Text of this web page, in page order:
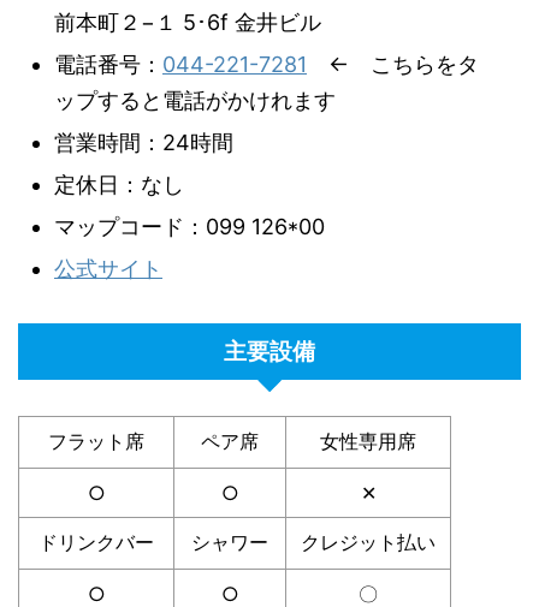
前本町２−１ 5･6f 金井ビル
電話番号： 044-221-7281 ← こちらをタ
ップすると電話がかけれます
営業時間：24時間
定休日：なし
マップコード：099 126*00
公式サイト
主要設備
フラット席 ペア席 女性専用席
○ ○ ✕
ドリンクバー シャワー クレジット払い
○ ○ 〇